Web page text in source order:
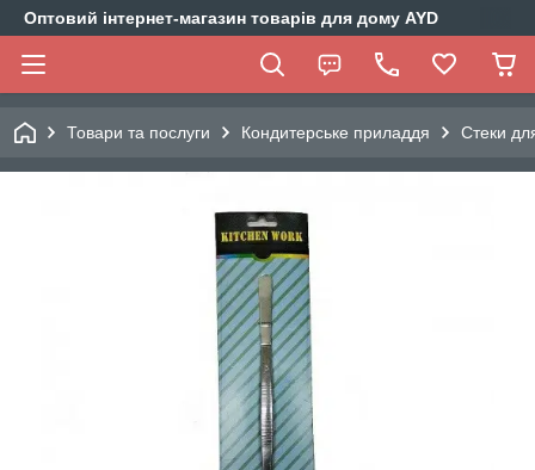
Оптовий інтернет-магазин товарів для дому AYD
Товари та послуги Кондитерське приладдя Стеки